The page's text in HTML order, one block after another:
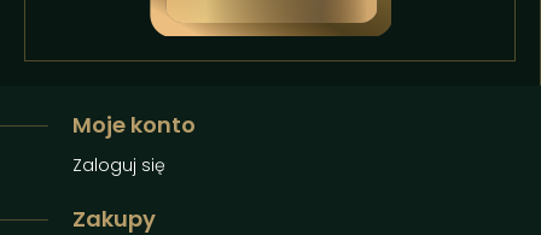
Moje konto
Zaloguj się
Zakupy